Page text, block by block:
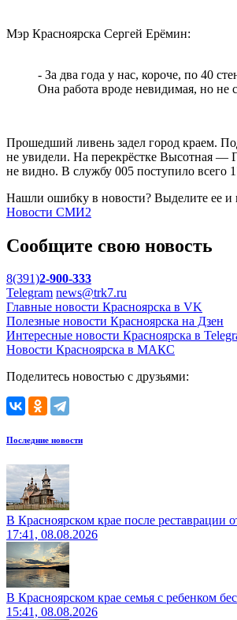
Мэр Красноярска Сергей Ерёмин:
- За два года у нас, короче, по 40
Она работа вроде невидимая, но не
Прошедший ливень задел город краем.
не увидели. На перекрёстке Высотная —
не видно. В службу 005 поступило всего
Нашли ошибку в новости? Выделите ее и
Новости СМИ2
Сообщите свою новость
8(391)2-900-333
Telegram news@trk7.ru
Главные новости Красноярска в VK
Полезные новости Красноярска на Дзен
Интересные новости Красноярска в
Новости Красноярска в МАКС
Поделитесь новостью с друзьями:
Последние новости
В Красноярском крае после
17:41, 08.08.2026
В Красноярском крае семья с ребенком
15:41, 08.08.2026